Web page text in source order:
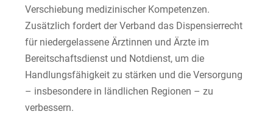
Verschiebung medizinischer Kompetenzen.
Zusätzlich fordert der Verband das Dispensierrecht
für niedergelassene Ärztinnen und Ärzte im
Bereitschaftsdienst und Notdienst, um die
Handlungsfähigkeit zu stärken und die Versorgung
– insbesondere in ländlichen Regionen – zu
verbessern.